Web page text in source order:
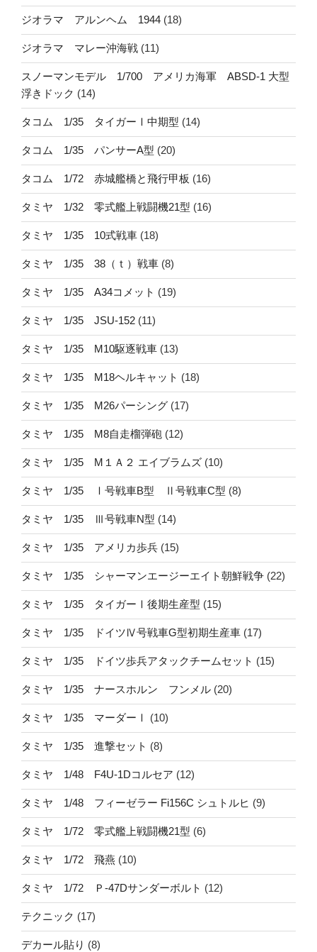
ジオラマ アルンヘム 1944 (18)
ジオラマ マレー沖海戦 (11)
スノーマンモデル 1/700 アメリカ海軍 ABSD-1 大型
浮きドック (14)
タコム 1/35 タイガーⅠ中期型 (14)
タコム 1/35 パンサーA型 (20)
タコム 1/72 赤城艦橋と飛行甲板 (16)
タミヤ 1/32 零式艦上戦闘機21型 (16)
タミヤ 1/35 10式戦車 (18)
タミヤ 1/35 38（ｔ）戦車 (8)
タミヤ 1/35 A34コメット (19)
タミヤ 1/35 JSU-152 (11)
タミヤ 1/35 M10駆逐戦車 (13)
タミヤ 1/35 M18ヘルキャット (18)
タミヤ 1/35 M26パーシング (17)
タミヤ 1/35 M8自走榴弾砲 (12)
タミヤ 1/35 M１Ａ２ エイブラムズ (10)
タミヤ 1/35 Ⅰ号戦車B型 Ⅱ号戦車C型 (8)
タミヤ 1/35 Ⅲ号戦車N型 (14)
タミヤ 1/35 アメリカ歩兵 (15)
タミヤ 1/35 シャーマンエージーエイト朝鮮戦争 (22)
タミヤ 1/35 タイガーⅠ後期生産型 (15)
タミヤ 1/35 ドイツⅣ号戦車G型初期生産車 (17)
タミヤ 1/35 ドイツ歩兵アタックチームセット (15)
タミヤ 1/35 ナースホルン フンメル (20)
タミヤ 1/35 マーダーⅠ (10)
タミヤ 1/35 進撃セット (8)
タミヤ 1/48 F4U-1Dコルセア (12)
タミヤ 1/48 フィーゼラー Fi156C シュトルヒ (9)
タミヤ 1/72 零式艦上戦闘機21型 (6)
タミヤ 1/72 飛燕 (10)
タミヤ 1/72 Ｐ-47Dサンダーボルト (12)
テクニック (17)
デカール貼り (8)